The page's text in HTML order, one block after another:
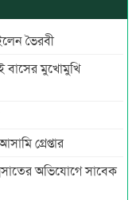
ভৈরবী
বাসের মুখোমুখি
গ্রেপ্তার
অভিযোগে সাবেক